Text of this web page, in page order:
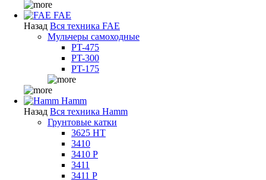
FAE
Назад Вся техника FAE
Мульчеры самоходные
PT-475
PT-300
PT-175
Hamm
Назад Вся техника Hamm
Грунтовые катки
3625 HT
3410
3410 P
3411
3411 P